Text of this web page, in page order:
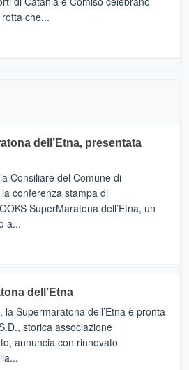
che...
dell’Etna, presentata
Consiliare del Comune di
conferenza stampa di
SuperMaratona dell’Etna, un
a...
dell’Etna
Supermaratona dell’Etna è pronta
storica associazione
annuncia con rinnovato